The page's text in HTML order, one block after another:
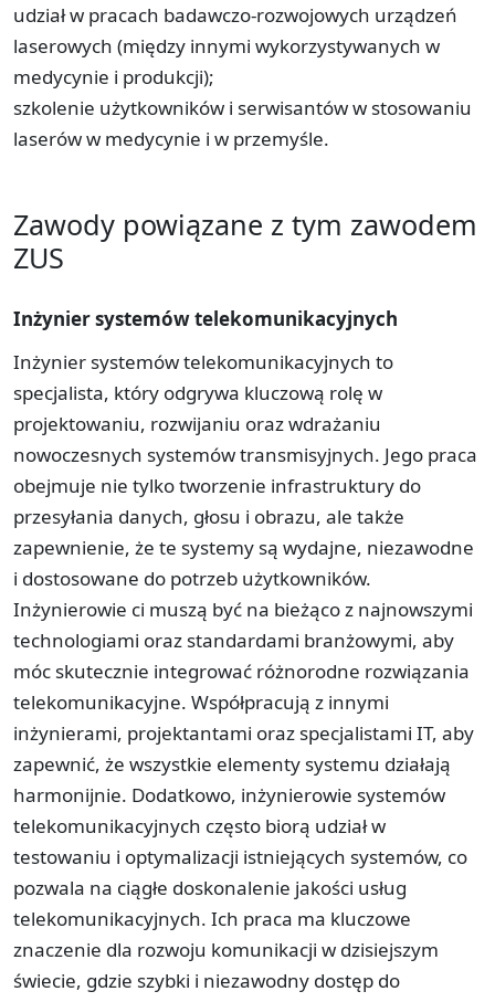
udział w pracach badawczo-rozwojowych urządzeń
laserowych (między innymi wykorzystywanych w
medycynie i produkcji);
szkolenie użytkowników i serwisantów w stosowaniu
laserów w medycynie i w przemyśle.
Zawody powiązane z tym zawodem
ZUS
Inżynier systemów telekomunikacyjnych
Inżynier systemów telekomunikacyjnych to
specjalista, który odgrywa kluczową rolę w
projektowaniu, rozwijaniu oraz wdrażaniu
nowoczesnych systemów transmisyjnych. Jego praca
obejmuje nie tylko tworzenie infrastruktury do
przesyłania danych, głosu i obrazu, ale także
zapewnienie, że te systemy są wydajne, niezawodne
i dostosowane do potrzeb użytkowników.
Inżynierowie ci muszą być na bieżąco z najnowszymi
technologiami oraz standardami branżowymi, aby
móc skutecznie integrować różnorodne rozwiązania
telekomunikacyjne. Współpracują z innymi
inżynierami, projektantami oraz specjalistami IT, aby
zapewnić, że wszystkie elementy systemu działają
harmonijnie. Dodatkowo, inżynierowie systemów
telekomunikacyjnych często biorą udział w
testowaniu i optymalizacji istniejących systemów, co
pozwala na ciągłe doskonalenie jakości usług
telekomunikacyjnych. Ich praca ma kluczowe
znaczenie dla rozwoju komunikacji w dzisiejszym
świecie, gdzie szybki i niezawodny dostęp do